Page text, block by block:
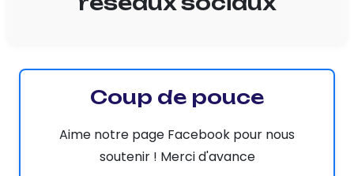
Coup de pouce
Aime notre page Facebook pour nous
soutenir ! Merci d'avance